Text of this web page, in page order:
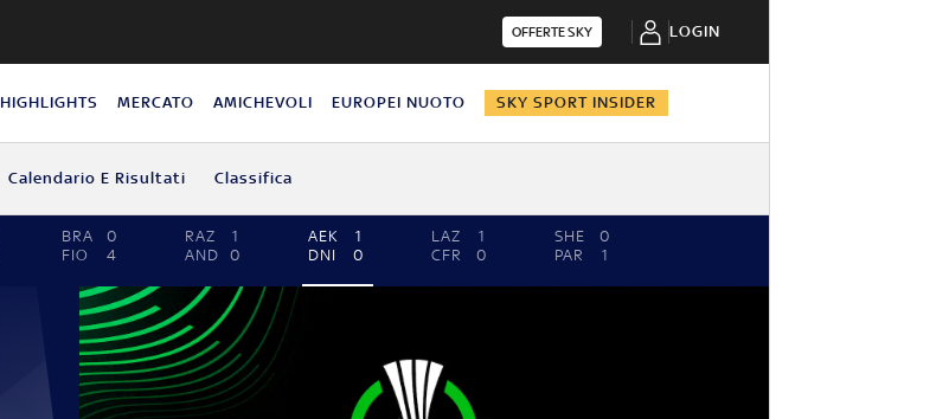
OFFERTE SKY LOGIN
HIGHLIGHTS MERCATO AMICHEVOLI EUROPEI NUOTO SKY SPORT INSIDER
Calendario E Risultati Classifica
BRA
0
FIO
4
RAZ
1
AND
0
AEK
1
DNI
0
LAZ
1
CFR
0
SHE
0
PAR
1